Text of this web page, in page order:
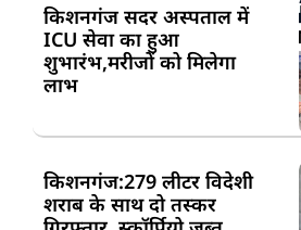
किशनगंज सदर अस्पताल में
ICU सेवा का हुआ
शुभारंभ,मरीजों को मिलेगा
लाभ
किशनगंज:279 लीटर विदेशी
शराब के साथ दो तस्कर